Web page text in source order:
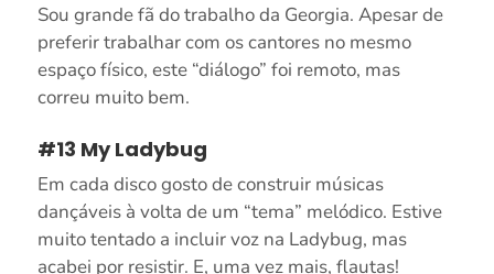
Sou grande fã do trabalho da Georgia. Apesar de
preferir trabalhar com os cantores no mesmo
espaço físico, este “diálogo” foi remoto, mas
correu muito bem.
#13 My Ladybug
Em cada disco gosto de construir músicas
dançáveis à volta de um “tema” melódico. Estive
muito tentado a incluir voz na Ladybug, mas
acabei por resistir. E, uma vez mais, flautas!